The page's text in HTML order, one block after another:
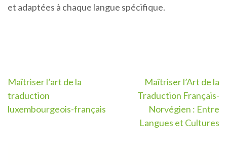
et adaptées à chaque langue spécifique.
Navigation
de
Maîtriser l’art de la
traduction
luxembourgeois-français
Maîtriser l’Art de la
Traduction Français-
Norvégien : Entre
Langues et Cultures